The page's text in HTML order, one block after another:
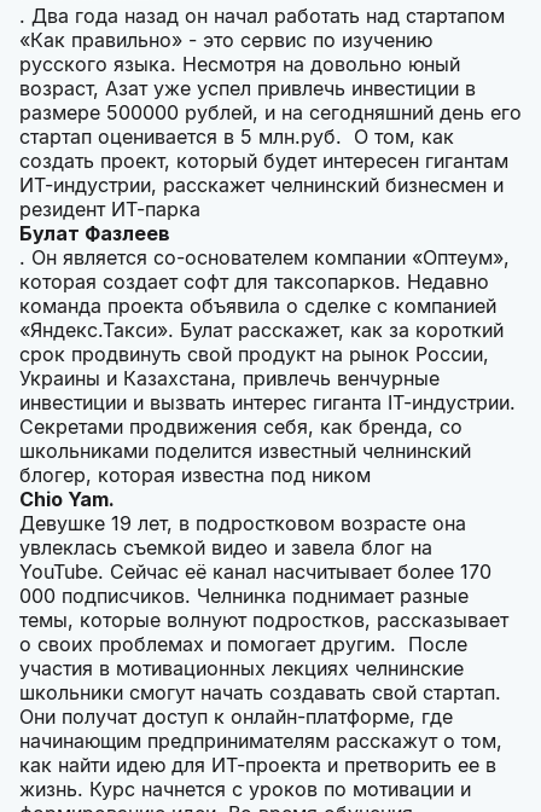
. Два года назад он начал работать над стартапом
«Как правильно» - это сервис по изучению
русского языка. Несмотря на довольно юный
возраст, Азат уже успел привлечь инвестиции в
размере 500000 рублей, и на сегодняшний день его
стартап оценивается в 5 млн.руб. О том, как
создать проект, который будет интересен гигантам
ИТ-индустрии, расскажет челнинский бизнесмен и
резидент ИТ-парка
Булат Фазлеев
. Он является со-основателем компании «Оптеум»,
которая создает софт для таксопарков. Недавно
команда проекта объявила о сделке с компанией
«Яндекс.Такси». Булат расскажет, как за короткий
срок продвинуть свой продукт на рынок России,
Украины и Казахстана, привлечь венчурные
инвестиции и вызвать интерес гиганта IT-индустрии.
Секретами продвижения себя, как бренда, со
школьниками поделится известный челнинский
блогер, которая известна под ником
Chio Yam.
Девушке 19 лет, в подростковом возрасте она
увлеклась съемкой видео и завела блог на
YouTube. Сейчас её канал насчитывает более 170
000 подписчиков. Челнинка поднимает разные
темы, которые волнуют подростков, рассказывает
о своих проблемах и помогает другим. После
участия в мотивационных лекциях челнинские
школьники смогут начать создавать свой стартап.
Они получат доступ к онлайн-платформе, где
начинающим предпринимателям расскажут о том,
как найти идею для ИТ-проекта и претворить ее в
жизнь. Курс начнется с уроков по мотивации и